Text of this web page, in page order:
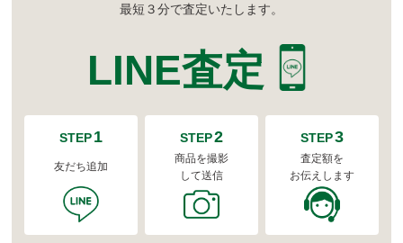
最短３分で査定いたします。
LINE査定
STEP1
友だち追加
STEP2
商品を撮影
して送信
STEP3
査定額を
お伝えします